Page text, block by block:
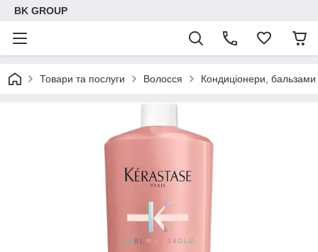
BK GROUP
Товари та послуги Волосся Кондиціонери,